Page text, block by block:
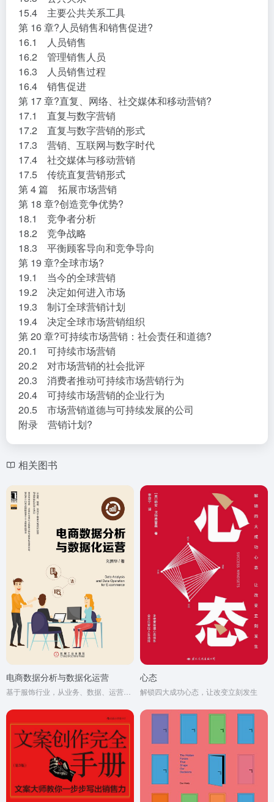
15.4 主要公共关系工具
第 16 章?人员销售和销售促进?
16.1 人员销售
16.2 管理销售人员
16.3 人员销售过程
16.4 销售促进
第 17 章?直复、网络、社交媒体和移动营销?
17.1 直复与数字营销
17.2 直复与数字营销的形式
17.3 营销、互联网与数字时代
17.4 社交媒体与移动营销
17.5 传统直复营销形式
第 4 篇 拓展市场营销
第 18 章?创造竞争优势?
18.1 竞争者分析
18.2 竞争战略
18.3 平衡顾客导向和竞争导向
第 19 章?全球市场?
19.1 当今的全球营销
19.2 决定如何进入市场
19.3 制订全球营销计划
19.4 决定全球市场营销组织
第 20 章?可持续市场营销：社会责任和道德?
20.1 可持续市场营销
20.2 对市场营销的社会批评
20.3 消费者推动可持续市场营销行为
20.4 可持续市场营销的企业行为
20.5 市场营销道德与可持续发展的公司
附录 营销计划?
相关图书
电商数据分析与数据化运营 心态
解锁四大成功心态，让改变立刻发生